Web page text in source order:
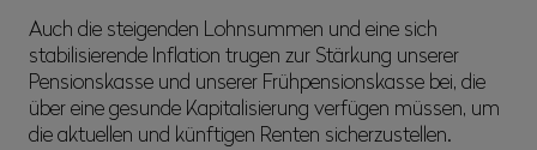
Auch die steigenden Lohnsummen und eine sich
stabilisierende Inflation trugen zur Stärkung unserer
Pensionskasse und unserer Frühpensionskasse bei, die
über eine gesunde Kapitalisierung verfügen müssen, um
die aktuellen und künftigen Renten sicherzustellen.